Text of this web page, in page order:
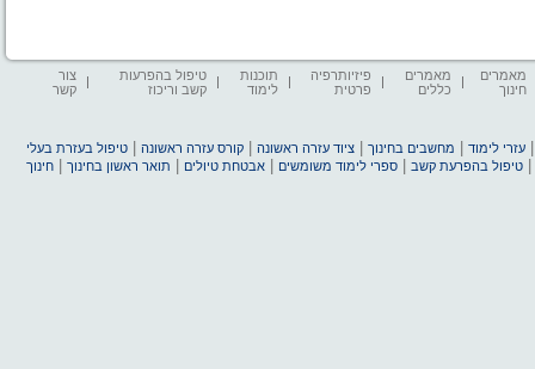
מאמרים
חינוך
מאמרים
כללים
פיזיותרפיה
פרטית
תוכנות
לימוד
טיפול בהפרעות
קשב וריכוז
צור
קשר
עזרי לימוד מחשבים בחינוך |ציוד עזרה ראשונה |קורס עזרה ראשונה |טיפול בעזרת בעלי
|טיפול בהפרעת קשב |ספרי לימוד משומשים |אבטחת טיולים תואר ראשון בחינוך |חינוך